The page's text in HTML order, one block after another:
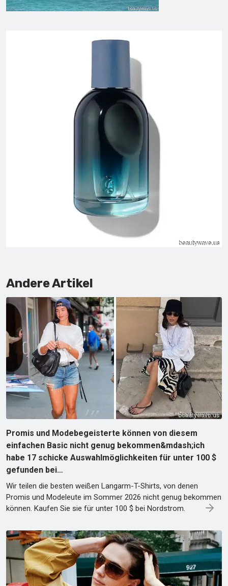
Andere Artikel
Promis und Modebegeisterte können von diesem
einfachen Basic nicht genug bekommen&mdash;ich
habe 17 schicke Auswahlmöglichkeiten für unter 100 $
gefunden bei…
Wir teilen die besten weißen Langarm-T-Shirts, von denen
Promis und Modeleute im Sommer 2026 nicht genug bekommen
können. Kaufen Sie sie für unter 100 $ bei Nordstrom.